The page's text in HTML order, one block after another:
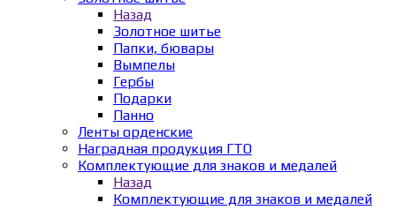
Назад
Золотное шитье
Папки, бювары
Вымпелы
Гербы
Подарки
Панно
Ленты орденские
Наградная продукция ГТО
Комплектующие для знаков и медалей
Назад
Комплектующие для знаков и медалей